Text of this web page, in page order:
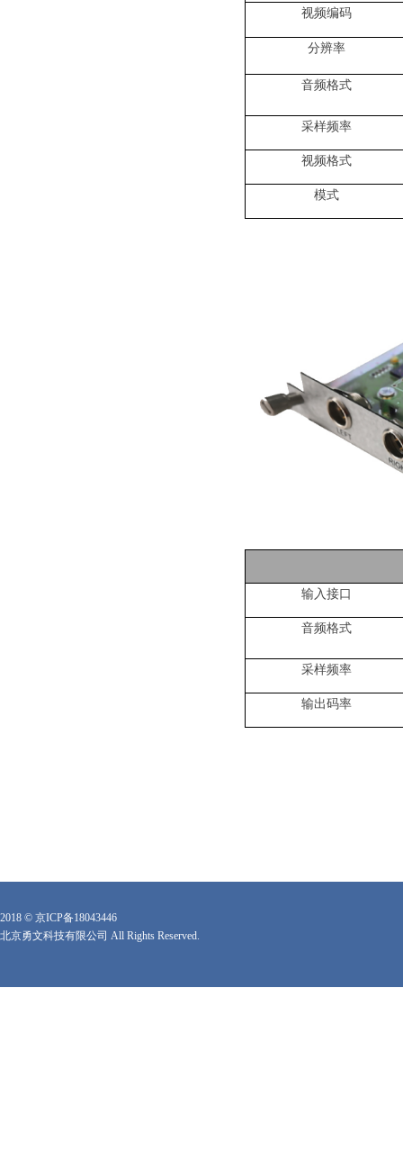
视频编码
分辨率
音频格式
采样频率
视频格式
模式
输入接口
音频格式
采样频率
输出码率
2018 © 京ICP备18043446
北京勇文科技有限公司 All Rights Reserved.